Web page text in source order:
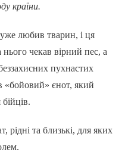
країни.
любив тварин, і ця
чекав вірний пес, а
пухнастих
«бойовий» єнот, який
рідні та близькі, для яких